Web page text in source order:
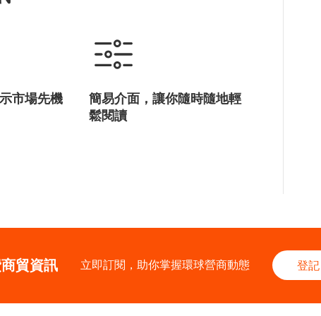
市場先機
簡易介面，讓你隨時隨地輕
鬆閱讀
貿資訊 立即訂閱，助你掌握環球營商動態 登記